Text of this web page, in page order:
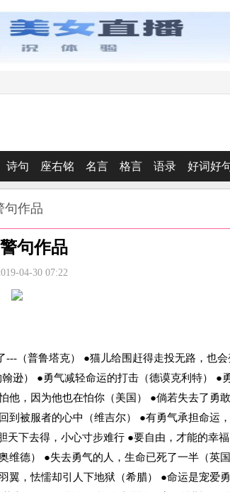
诗句 座右铭 名言 格言 语录 好词好
句作品
句作品
04-30 07:22
（普鲁塔克） ●猫儿给围赶得走投无路，也
逊） ●勇气减轻命运的打击（德谟克利特） ●
他，因为他也在怕你（美国） ●倘若失去了勇
到被服者的心中（维吉尔） ●有勇气承担命运
下去得，小心寸步难行 ●要自由，才能的幸
维德） ●失去勇气的人，生命已死了一半（英
翼，怯懦却引人下地狱（希腊） ●命运是宠爱